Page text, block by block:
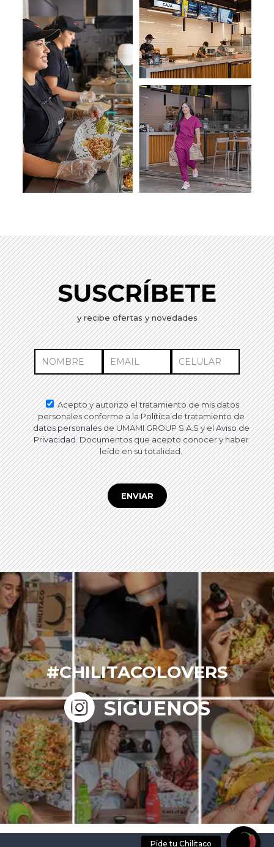
SUSCRÍBETE
y recibe ofertas y novedades
Acepto y autorizo el tratamiento de mis datos
personales conforme a laPolítica de tratamiento de
datos personalesde UMAMI GROUP S.A.S y elAviso de
Privacidad. Documentos que acepto conocer y haber
leído en su totalidad.
#CHILITACOLOVERS
SÍGUENOS